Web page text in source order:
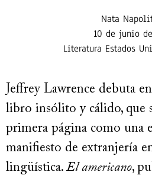
Nata
10 de junio
Literatura Estados
Jeffrey Lawrence debuta
libro insólito y cálido, que
primera página como una
manifiesto de extranjería
lingüística. El americano,